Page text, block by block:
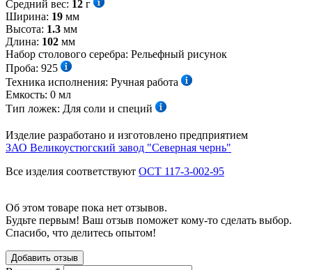
Средний вес: 12 г
Ширина: 19 мм
Высота: 1.3 мм
Длина: 102 мм
Набор столового серебра: Рельефный рисунок
Проба: 925
Техника исполнения: Ручная работа
Емкость: 0 мл
Тип ложек: Для соли и специй
Изделие разработано и изготовлено предприятием
ЗАО Великоустюгский завод "Северная чернь"
Все изделия соответствуют ОСТ 117-3-002-95
Об этом товаре пока нет отзывов.
Будьте первым! Ваш отзыв поможет кому-то сделать выбор.
Спасибо, что делитесь опытом!
Добавить отзыв